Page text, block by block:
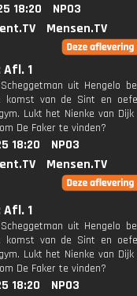
18:20
NPO3
Mensen.TV
Afl. 1
uit Hengelo
komst van de Sint en
Lukt het Nienke van Dijk
De Faker te vinden?
18:20
NPO3
Mensen.TV
Afl. 1
uit Hengelo
komst van de Sint en
Lukt het Nienke van Dijk
De Faker te vinden?
18:20
NPO3